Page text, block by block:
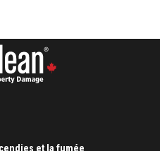
et la fumée